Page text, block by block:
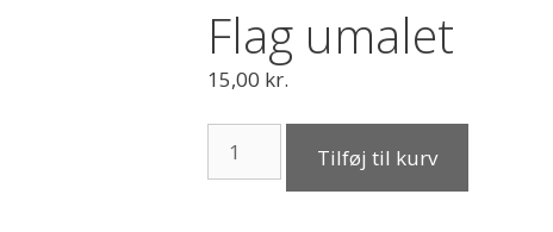
Flag umalet
15,00 kr.
umalet
Tilføj til kurv